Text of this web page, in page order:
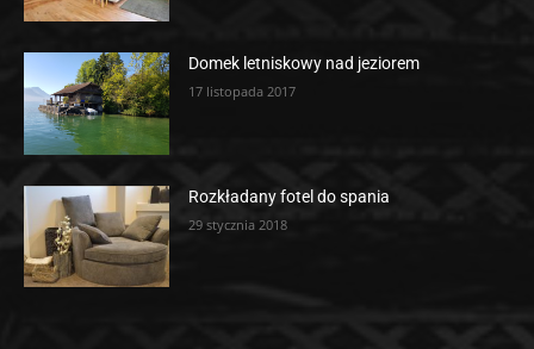
Domek letniskowy nad jeziorem
17 listopada 2017
Rozkładany fotel do spania
29 stycznia 2018